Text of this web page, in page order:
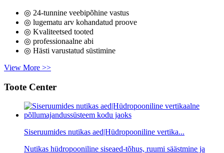
◎ 24-tunnine veebipõhine vastus
◎ lugematu arv kohandatud proove
◎ Kvaliteetsed tooted
◎ professionaalne abi
◎ Hästi varustatud süstimine
View More >>
Toote Center
Siseruumides nutikas aed|Hüdropooniline vertika...
Nutikas hüdropooniline siseaed-tõhus, ruumi säästmine ja